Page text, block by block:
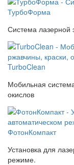
ТурбоФорма
Система лазерной
TurboClean
Мобильная
окислов
ФотонКомпакт
Установка для
режиме.